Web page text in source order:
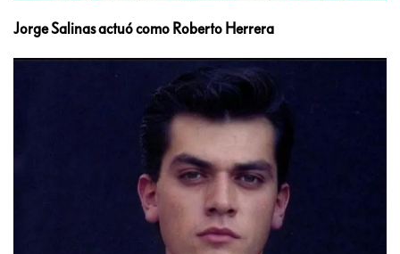
Jorge Salinas actuó como Roberto Herrera